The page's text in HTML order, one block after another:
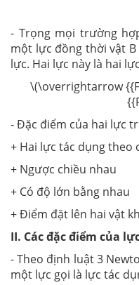
- Trọng mọi trường
một lực đồng thời vật
lực. Hai lực này là hai
\(\overrightarrow
- Đặc điểm của hai lực
+ Hai lực tác dụng
+ Ngược chiều nhau
+ Có độ lớn bằng nhau
+ Điểm đặt lên hai vật
II. Các đặc điểm của
- Theo định luật 3
một lực gọi là lực tác